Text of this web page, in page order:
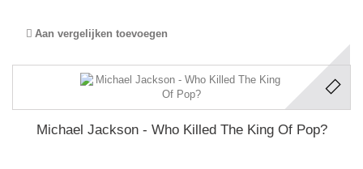
Aan vergelijken toevoegen
Michael Jackson - Who Killed The King Of Pop?